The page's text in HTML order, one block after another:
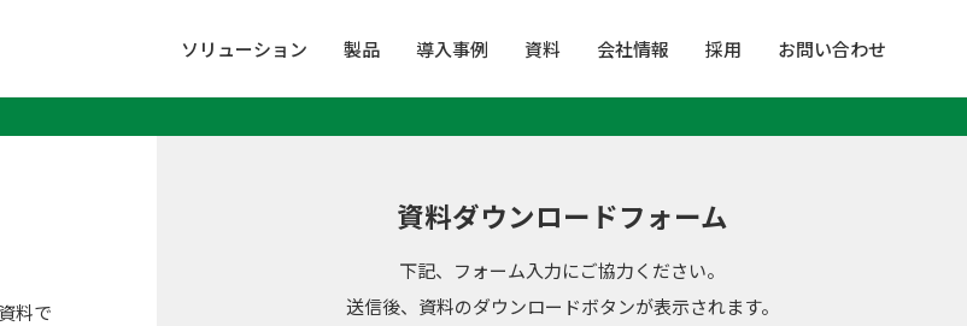
ソリューション 製品 導入事例 資料 会社情報 採用 お問い合わせ
料で
資料ダウンロードフォーム
下記、フォーム入力にご協力ください。
送信後、資料のダウンロードボタンが表示されます。